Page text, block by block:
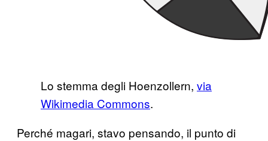
Lo stemma degli Hoenzollern, via
Wikimedia Commons.
Perché magari, stavo pensando, il punto di